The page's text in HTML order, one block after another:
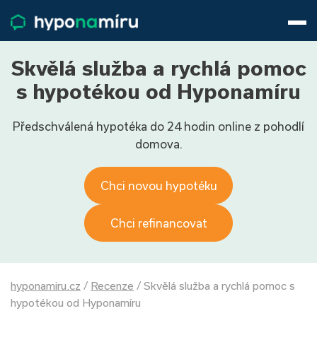
Životní pojištění
Pojištění nemovitosti
Články
800 688 388
9−16 hod.
Skvělá služba a rychlá pomoc
s hypotékou od Hyponamíru
Předschválená hypotéka do 24 hodin online z pohodlí
domova.
Chci novou hypotéku
Chci refinancovat
hyponamiru.cz / Recenze / Skvělá služba a rychlá pomoc s
hypotékou od Hyponamíru